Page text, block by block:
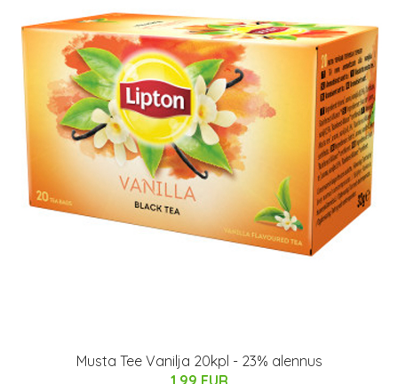
Musta Tee Vanilja 20kpl - 23% alennus
1.99 EUR